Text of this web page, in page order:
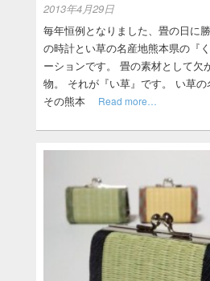
2013年4月29日
毎年恒例となりました、畳の日に
の時計とい草の名産地熊本県の『
ーションです。 畳の素材として欠
物。 それが『い草』です。 い草の
その熊本
Read more…